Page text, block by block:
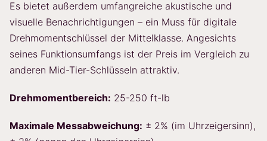
Es bietet außerdem umfangreiche akustische und
visuelle Benachrichtigungen – ein Muss für digitale
Drehmomentschlüssel der Mittelklasse. Angesichts
seines Funktionsumfangs ist der Preis im Vergleich zu
anderen Mid-Tier-Schlüsseln attraktiv.
Drehmomentbereich: 25-250 ft-lb
Maximale Messabweichung: ± 2% (im Uhrzeigersinn),